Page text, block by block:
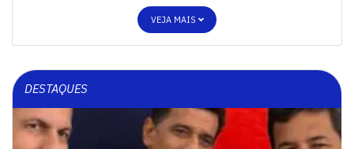
VEJA MAIS
DESTAQUES